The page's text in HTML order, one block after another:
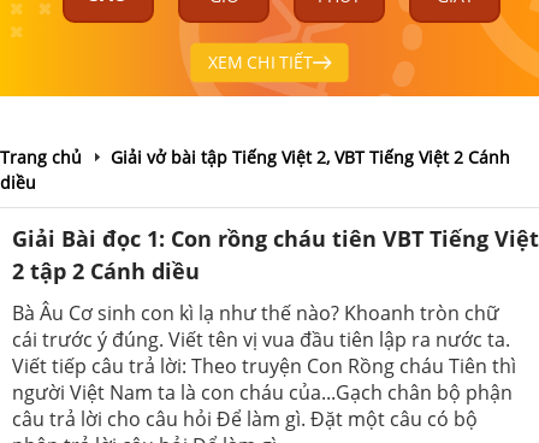
XEM CHI TIẾT
Trang chủ
Giải vở bài tập Tiếng Việt 2, VBT Tiếng Việt 2 Cánh
diều
Giải Bài đọc 1: Con rồng cháu tiên VBT Tiếng Việt
2 tập 2 Cánh diều
Bà Âu Cơ sinh con kì lạ như thế nào? Khoanh tròn chữ
cái trước ý đúng. Viết tên vị vua đầu tiên lập ra nước ta.
Viết tiếp câu trả lời: Theo truyện Con Rồng cháu Tiên thì
người Việt Nam ta là con cháu của...Gạch chân bộ phận
câu trả lời cho câu hỏi Để làm gì. Đặt một câu có bộ